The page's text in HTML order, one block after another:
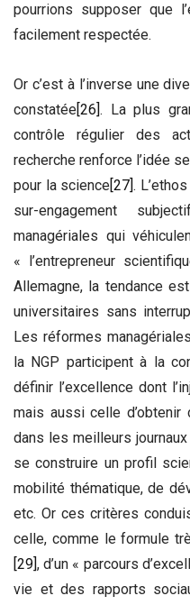
pourrions supposer que
facilement respectée.
Or c’est à l’inverse une
constatée [26] . La plus
contrôle régulier des
recherche renforce l’idée
pour la science [27] .
sur-engagement
managériales qui
« l’entrepreneur
Allemagne, la tendance
universitaires sans
Les réformes
la NGP participent à la
définir l’excellence dont
mais aussi celle
dans les meilleurs
se construire un profil
mobilité thématique, de
etc. Or ces critères
celle, comme le formule
[29] , d’un « parcours
vie et des rapports